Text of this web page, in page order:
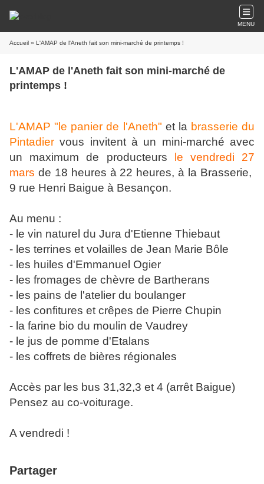
MENU
Accueil » L'AMAP de l'Aneth fait son mini-marché de printemps !
L'AMAP de l'Aneth fait son mini-marché de
printemps !
L'AMAP "le panier de l'Aneth" et la brasserie du
Pintadier vous invitent à un mini-marché avec
un maximum de producteurs
le vendredi 27
mars de 18 heures à 22 heures, à la Brasserie,
9 rue Henri Baigue à Besançon.
Au menu :
- le vin naturel du Jura d'Etienne Thiebaut
- les terrines et volailles de Jean Marie Bôle
- les huiles d'Emmanuel Ogier
- les fromages de chèvre de Bartherans
- les pains de l'atelier du boulanger
- les confitures et crêpes de Pierre Chupin
- la farine bio du moulin de Vaudrey
- le jus de pomme d'Etalans
- les coffrets de bières régionales
Accès par les bus 31,32,3 et 4 (arrêt Baigue)
Pensez au co-voiturage.
A vendredi !
Partager